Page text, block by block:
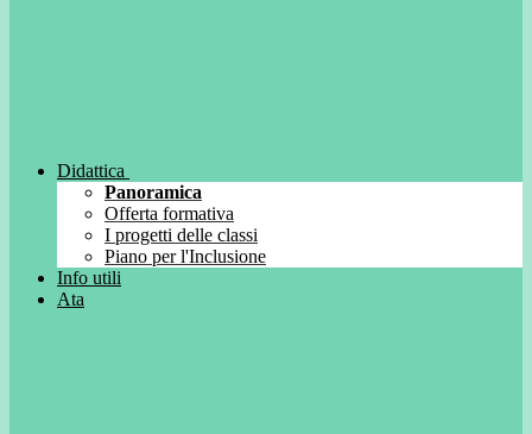
Didattica
Panoramica
Offerta formativa
I progetti delle classi
Piano per l'Inclusione
Info utili
Ata